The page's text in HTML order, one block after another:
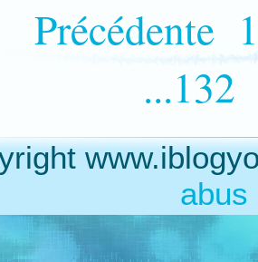
Précédente
...132
abus